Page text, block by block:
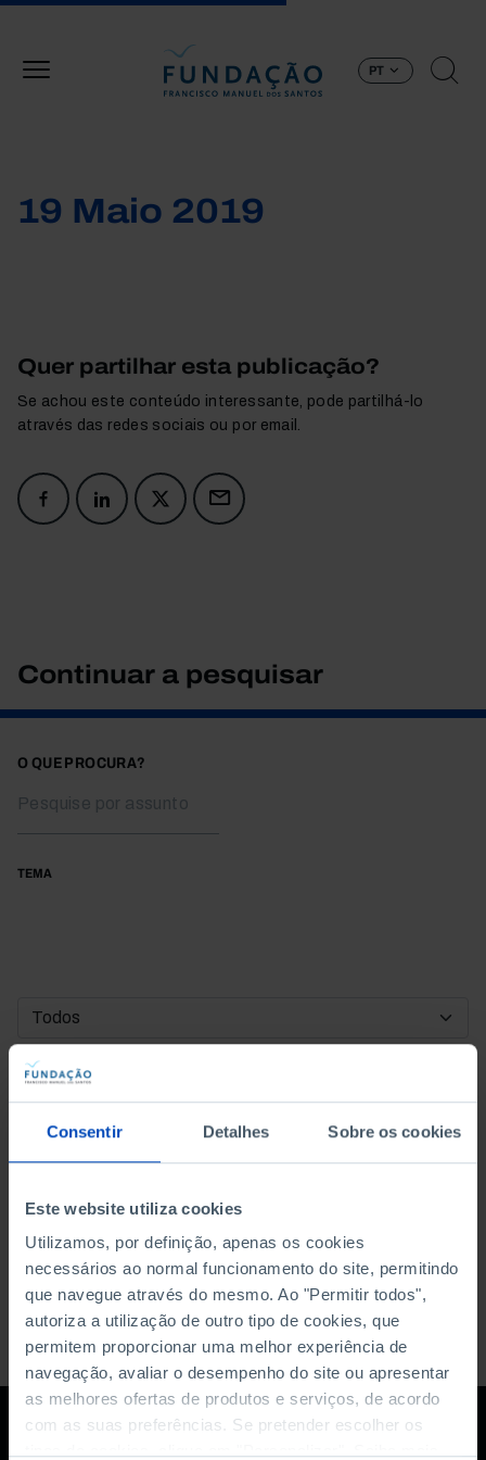
Consentir Detalhes Sobre os cookies
Este website utiliza cookies
Utilizamos, por definição, apenas os cookies
necessários ao normal funcionamento do site, permitindo
que navegue através do mesmo. Ao "Permitir todos",
autoriza a utilização de outro tipo de cookies, que
permitem proporcionar uma melhor experiência de
navegação, avaliar o desempenho do site ou apresentar
as melhores ofertas de produtos e serviços, de acordo
com as suas preferências. Se pretender escolher os
PT
19 Maio 2019
Quer partilhar esta publicação?
Se achou este conteúdo interessante, pode partilhá-lo
através das redes sociais ou por email.
Continuar a pesquisar
O QUE PROCURA?
TEMA
DATA DE INÍCIO
DATA DE FIM